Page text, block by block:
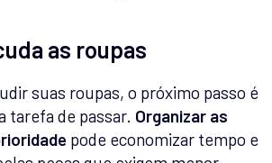
as roupas
suas roupas, o próximo passo é
tarefa de passar. Organizar as
pode economizar tempo e